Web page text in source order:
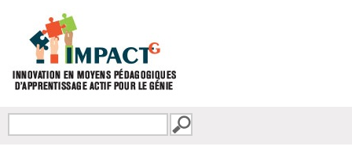
FORMULAIRE DE